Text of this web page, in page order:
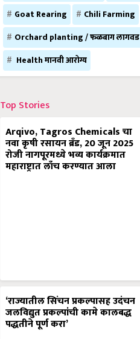
Goat Rearing
Chili Farming
Orchard planting / फळबाग लागवड
Health मानवी आरोग्य
Top Stories
Arqivo, Tagros Chemicals चा
नवा कृषी रसायन ब्रँड, 20 जून 2025
रोजी नागपूरमध्ये भव्य कार्यक्रमात
महाराष्ट्रात लाँच करण्यात आला
‘राज्यातील सिंचन प्रकल्पासह उदंचन
जलविद्युत प्रकल्पांची कामे कालबद्ध
पद्धतीने पूर्ण करा’